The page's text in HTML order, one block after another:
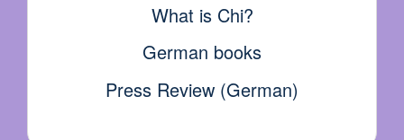
What is Chi?
German books
Press Review (German)